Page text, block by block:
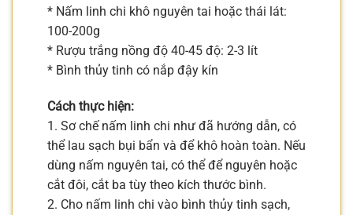
* Nấm linh chi khô nguyên tai hoặc thái lát:
100-200g
* Rượu trắng nồng độ 40-45 độ: 2-3 lít
* Bình thủy tinh có nắp đậy kín
Cách thực hiện:
1. Sơ chế nấm linh chi như đã hướng dẫn, có
thể lau sạch bụi bẩn và để khô hoàn toàn. Nếu
dùng nấm nguyên tai, có thể để nguyên hoặc
cắt đôi, cắt ba tùy theo kích thước bình.
2. Cho nấm linh chi vào bình thủy tinh sạch,